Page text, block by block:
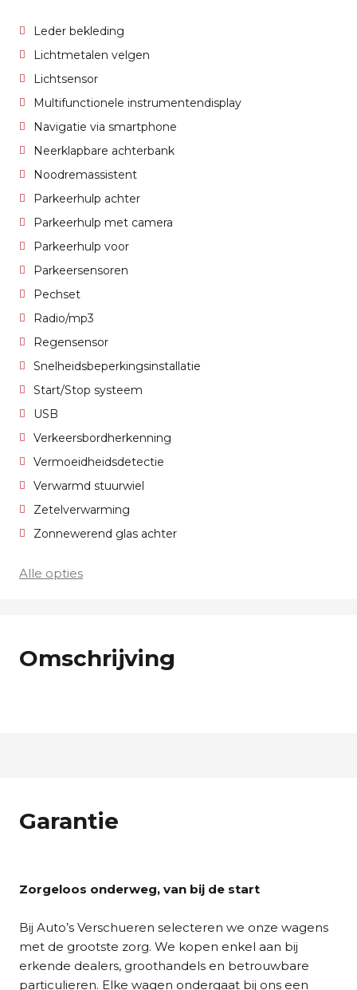
Leder bekleding
Lichtmetalen velgen
Lichtsensor
Multifunctionele instrumentendisplay
Navigatie via smartphone
Neerklapbare achterbank
Noodremassistent
Parkeerhulp achter
Parkeerhulp met camera
Parkeerhulp voor
Parkeersensoren
Pechset
Radio/mp3
Regensensor
Snelheidsbeperkingsinstallatie
Start/Stop systeem
USB
Verkeersbordherkenning
Vermoeidheidsdetectie
Verwarmd stuurwiel
Zetelverwarming
Zonnewerend glas achter
Alle opties
Omschrijving
Garantie
Zorgeloos onderweg, van bij de start
Bij Auto’s Verschueren selecteren we onze wagens
met de grootste zorg. We kopen enkel aan bij
erkende dealers, groothandels en betrouwbare
particulieren. Elke wagen ondergaat bij ons een